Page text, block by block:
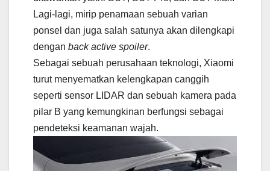
Lagi-lagi, mirip penamaan sebuah varian
ponsel dan juga salah satunya akan dilengkapi
dengan back active spoiler.
Sebagai sebuah perusahaan teknologi, Xiaomi
turut menyematkan kelengkapan canggih
seperti sensor LIDAR dan sebuah kamera pada
pilar B yang kemungkinan berfungsi sebagai
pendeteksi keamanan wajah.